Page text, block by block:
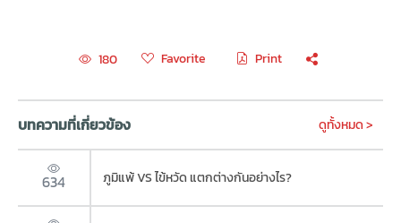
180 Favorite Print
บทความที่เกี่ยวข้อง ดูทั้งหมด >
634 ภูมิแพ้ VS ไข้หวัด แตกต่างกันอย่างไร?